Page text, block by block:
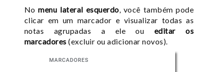
Nomenu lateral esquerdo, você também pode
clicar em um marcador e visualizar todas as
notas agrupadas a ele ou editar os
marcadores (excluir ou adicionar novos).